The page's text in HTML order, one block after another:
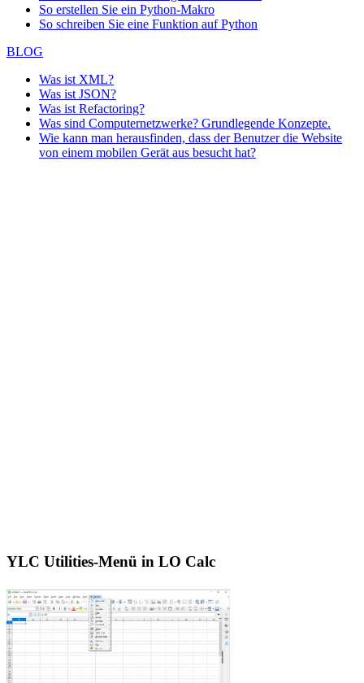
So erstellen Sie ein Python-Makro
So schreiben Sie eine Funktion auf Python
BLOG
Was ist XML?
Was ist JSON?
Was ist Refactoring?
Was sind Computernetzwerke? Grundlegende Konzepte.
Wie kann man herausfinden, dass der Benutzer die Website
von einem mobilen Gerät aus besucht hat?
YLC Utilities-Menü in LO Calc